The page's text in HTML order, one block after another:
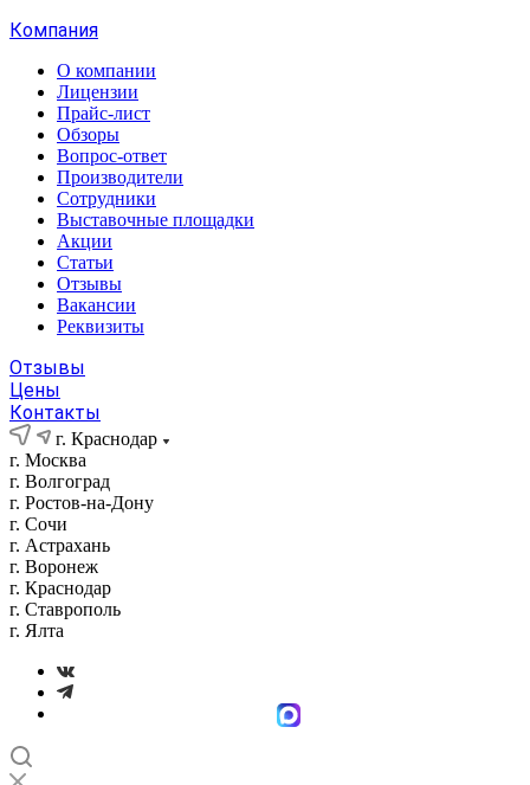
Компания
О компании
Лицензии
Прайс-лист
Обзоры
Вопрос-ответ
Производители
Сотрудники
Выставочные площадки
Акции
Статьи
Отзывы
Вакансии
Реквизиты
Отзывы
Цены
Контакты
г. Краснодар
г. Москва
г. Волгоград
г. Ростов-на-Дону
г. Сочи
г. Астрахань
г. Воронеж
г. Краснодар
г. Ставрополь
г. Ялта